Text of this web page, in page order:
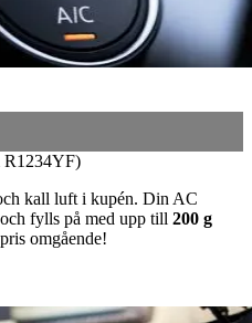
R1234YF)
kall luft i kupén. Din AC
fylls på med upp till 200 g
omgående!